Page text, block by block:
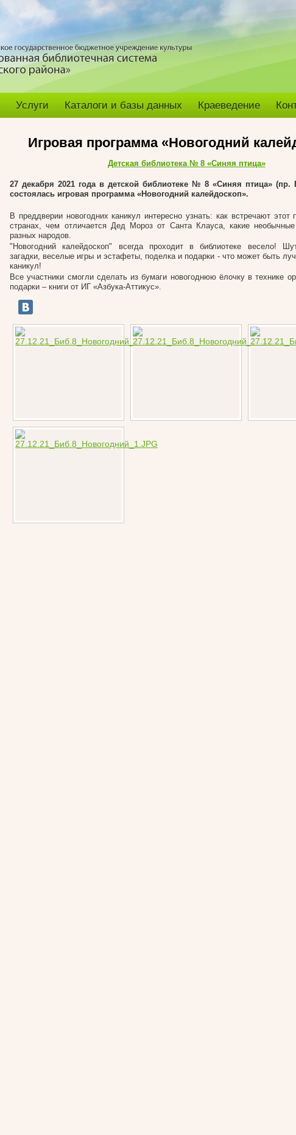
Услуги Каталоги и базы данных Краеведение
Игровая программа «Новогодний
Детская библиотека № 8 «Синяя птица»
27 декабря 2021 года в детской библиотеке № 8 «Синяя птица» (пр.
состоялась игровая программа «Новогодний калейдоскоп».
В преддверии новогодних каникул интересно узнать: как встречают этот
странах, чем отличается Дед Мороз от Санта Клауса, какие
разных народов.
"Новогодний калейдоскоп" всегда проходит в библиотеке весело!
загадки, веселые игры и эстафеты, поделка и подарки - что может быть
каникул!
Все участники смогли сделать из бумаги новогоднюю ёлочку в технике
подарки – книги от ИГ «Азбука-Аттикус».